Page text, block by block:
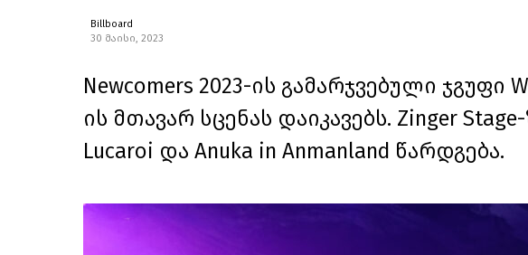
Billboard
30 მაისი, 2023
Newcomers 2023-ის გამარჯვებული ჯგუფი
ის მთავარ სცენას დაიკავებს. Zinger
Lucaroi და Anuka in Anmanland წარდგება.